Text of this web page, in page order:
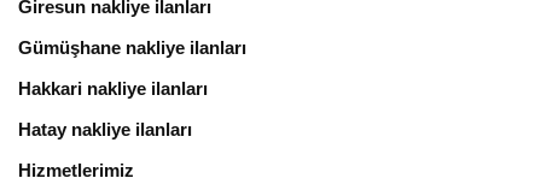
Giresun nakliye ilanları
Gümüşhane nakliye ilanları
Hakkari nakliye ilanları
Hatay nakliye ilanları
Hizmetlerimiz